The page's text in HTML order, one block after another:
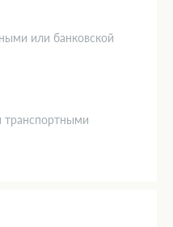
или банковской
транспортными